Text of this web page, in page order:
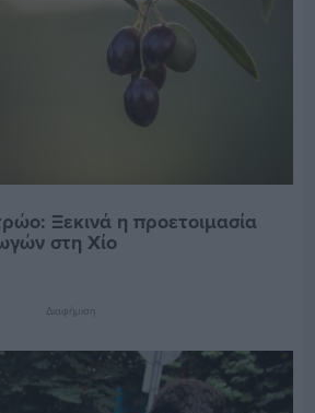
Ξεκινά η προετοιμασία
στη Χίο
Διαφήμιση